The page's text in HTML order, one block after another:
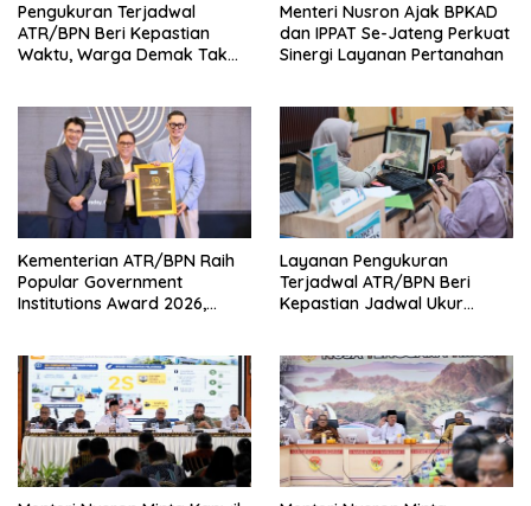
Pengukuran Terjadwal
ATR/BPN Beri Kepastian
Waktu, Warga Demak Tak
Menteri Nusron Ajak BPKAD
dan IPPAT Se-Jateng Perkuat
Sinergi Layanan Pertanahan
Kementerian ATR/BPN Raih
Popular Government
Institutions Award 2026,
Layanan Pengukuran
Terjadwal ATR/BPN Beri
Kepastian Jadwal Ukur